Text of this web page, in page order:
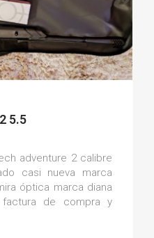
5.5
adventure 2 calibre
casi nueva marca
óptica marca diana
de compra y